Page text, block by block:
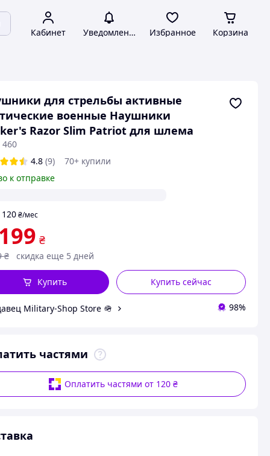
Кабинет Уведомления Избранное Корзина
для стрельбы активные
военные Наушники
Razor Slim Patriot для шлема
460
4.8 (9)
70+ купили
к отправке
120 ₴/мес
₴
₴ скидка еще 5 дней
Купить сейчас
Купить
Military-Shop Store 🪖 98%
частями
Оплатить частями от 120 ₴